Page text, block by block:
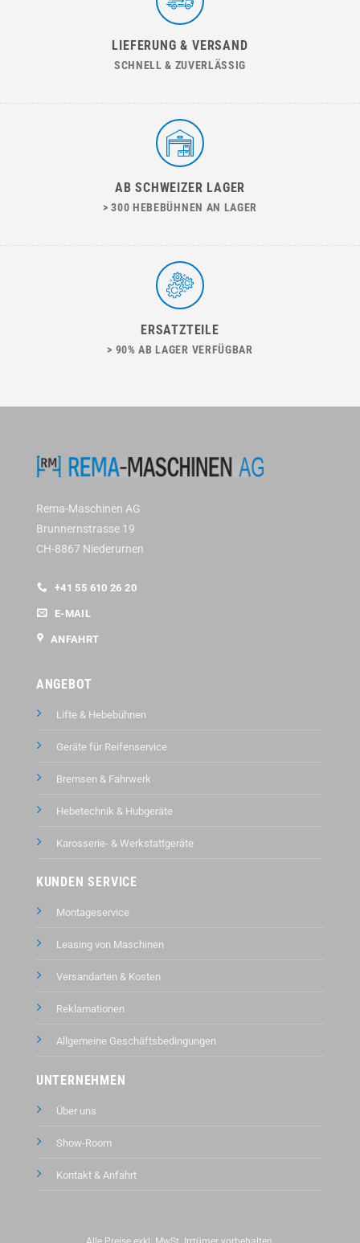
LIEFERUNG & VERSAND
SCHNELL & ZUVERLÄSSIG
AB SCHWEIZER LAGER
> 300 HEBEBÜHNEN AN LAGER
ERSATZTEILE
> 90% AB LAGER VERFÜGBAR
Rema-Maschinen AG
Brunnernstrasse 19
CH-8867 Niederurnen
+41 55 610 26 20
E-MAIL
ANFAHRT
ANGEBOT
Lifte & Hebebühnen
Geräte für Reifenservice
Bremsen & Fahrwerk
Hebetechnik & Hubgeräte
Karosserie- & Werkstattgeräte
KUNDEN SERVICE
Montageservice
Leasing von Maschinen
Versandarten & Kosten
Reklamationen
Allgemeine Geschäftsbedingungen
UNTERNEHMEN
Über uns
Show-Room
Kontakt & Anfahrt